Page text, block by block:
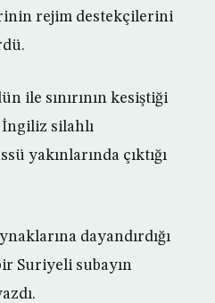
rejim destekçilerini
ile sınırının kesiştiği
İngiliz silahlı
yakınlarında çıktığı
dayandırdığı
Suriyeli subayın